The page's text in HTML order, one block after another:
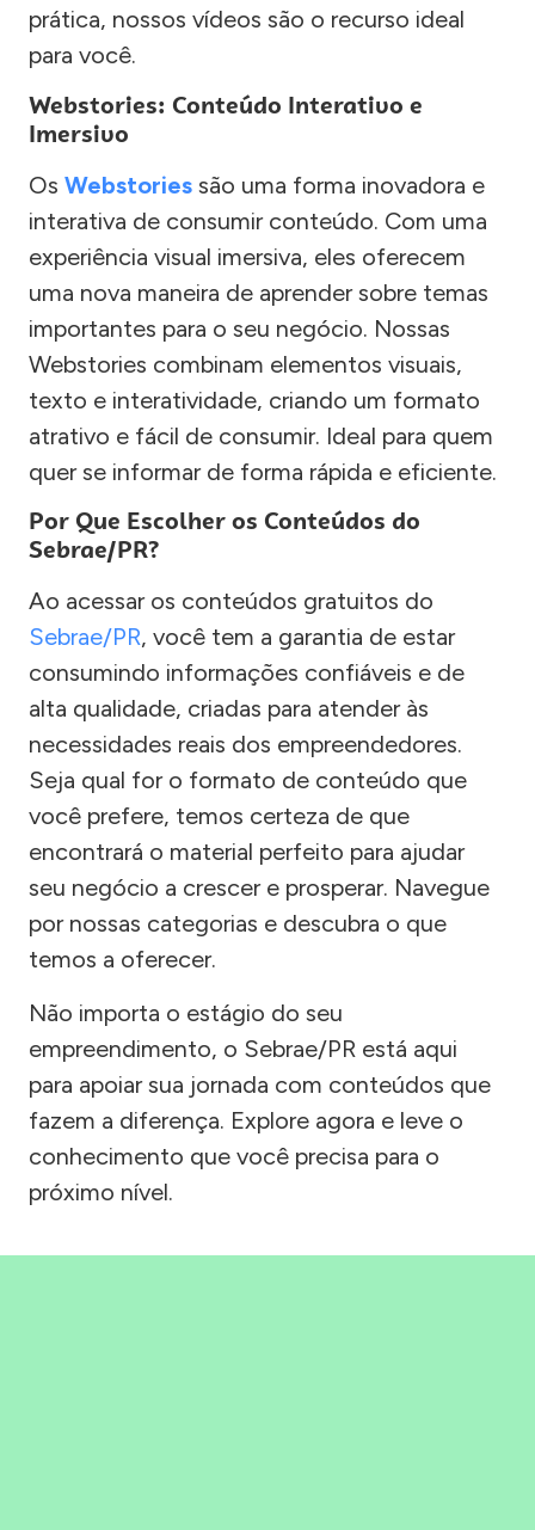
prática, nossos vídeos são o recurso ideal
para você.
Webstories: Conteúdo Interativo e
Imersivo
Os Webstories são uma forma inovadora e
interativa de consumir conteúdo. Com uma
experiência visual imersiva, eles oferecem
uma nova maneira de aprender sobre temas
importantes para o seu negócio. Nossas
Webstories combinam elementos visuais,
texto e interatividade, criando um formato
atrativo e fácil de consumir. Ideal para quem
quer se informar de forma rápida e eficiente.
Por Que Escolher os Conteúdos do
Sebrae/PR?
Ao acessar os conteúdos gratuitos do
Sebrae/PR, você tem a garantia de estar
consumindo informações confiáveis e de
alta qualidade, criadas para atender às
necessidades reais dos empreendedores.
Seja qual for o formato de conteúdo que
você prefere, temos certeza de que
encontrará o material perfeito para ajudar
seu negócio a crescer e prosperar. Navegue
por nossas categorias e descubra o que
temos a oferecer.
Não importa o estágio do seu
empreendimento, o Sebrae/PR está aqui
para apoiar sua jornada com conteúdos que
fazem a diferença. Explore agora e leve o
conhecimento que você precisa para o
próximo nível.